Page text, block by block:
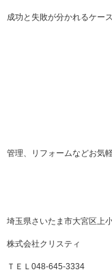
成功と失敗が分かれるケー
管理、リフォームなどお気
埼玉県さいたま市大宮区上
株式会社クリスティ
ＴＥＬ048-645-3334